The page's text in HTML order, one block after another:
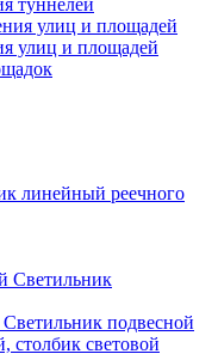
туннелей
улиц и площадей
линейный реечного
Светильник
Светильник подвесной